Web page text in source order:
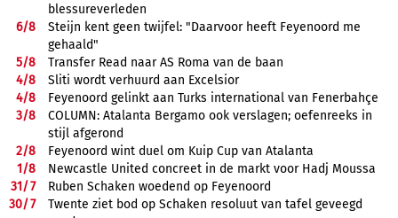
blessureverleden
6/8
Steijn kent geen twijfel: "Daarvoor heeft Feyenoord me
gehaald"
5/8
Transfer Read naar AS Roma van de baan
4/8
Sliti wordt verhuurd aan Excelsior
4/8
Feyenoord gelinkt aan Turks international van Fenerbahçe
3/8
COLUMN: Atalanta Bergamo ook verslagen; oefenreeks in
stijl afgerond
2/8
Feyenoord wint duel om Kuip Cup van Atalanta
1/8
Newcastle United concreet in de markt voor Hadj Moussa
31/7
Ruben Schaken woedend op Feyenoord
30/7
Twente ziet bod op Schaken resoluut van tafel geveegd